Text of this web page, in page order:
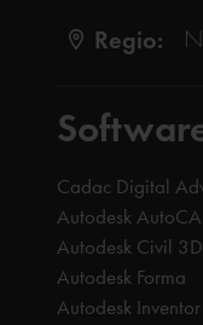
Regio:
Cadac Digital
Autodesk
Autodesk Civil 3D
Autodesk Forma
Autodesk Inventor